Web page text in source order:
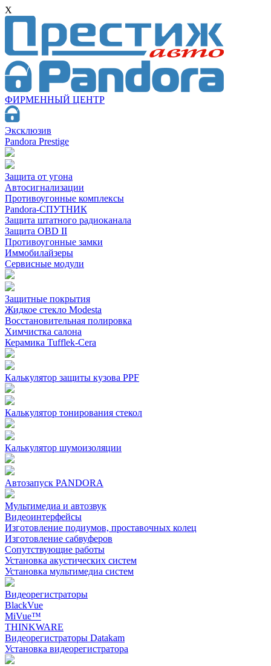
X
ФИРМЕННЫЙ ЦЕНТР
Эксклюзив
Pandora Prestige
Защита от угона
Автосигнализации
Противоугонные комплексы
Pandora-СПУТНИК
Защита штатного радиоканала
Защита OBD II
Противоугонные замки
Иммобилайзеры
Сервисные модули
Защитные покрытия
Жидкое стекло Modesta
Восстановительная полировка
Химчистка салона
Керамика Tufflek-Cera
Калькулятор защиты кузова PPF
Калькулятор тонирования стекол
Калькулятор шумоизоляции
Автозапуск PANDORA
Мультимедиа и автозвук
Видеоинтерфейсы
Изготовление подиумов, проставочных колец
Изготовление сабвуферов
Сопутствующие работы
Установка акустических систем
Установка мультимедиа систем
Видеорегистраторы
BlackVue
MiVue™
THINKWARE
Видеорегистраторы Datakam
Установка видеорегистратора